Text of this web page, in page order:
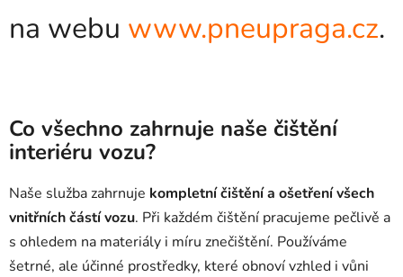
na webu www.pneupraga.cz.
Co všechno zahrnuje naše čištění
interiéru vozu?
Naše služba zahrnuje kompletní čištění a ošetření všech
vnitřních částí vozu. Při každém čištění pracujeme pečlivě a
s ohledem na materiály i míru znečištění. Používáme
šetrné, ale účinné prostředky, které obnoví vzhled i vůni